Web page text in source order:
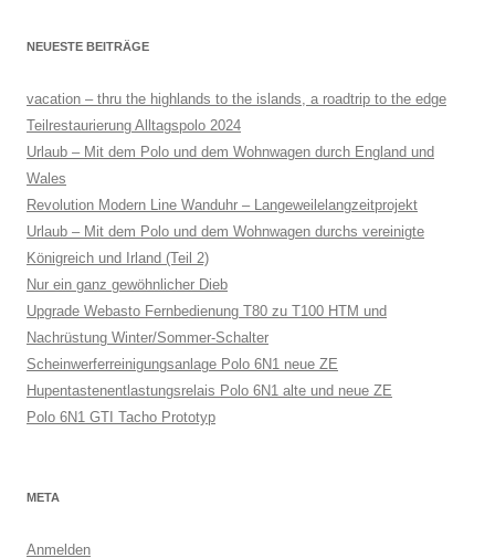
NEUESTE BEITRÄGE
vacation – thru the highlands to the islands, a roadtrip to the edge
Teilrestaurierung Alltagspolo 2024
Urlaub – Mit dem Polo und dem Wohnwagen durch England und
Wales
Revolution Modern Line Wanduhr – Langeweilelangzeitprojekt
Urlaub – Mit dem Polo und dem Wohnwagen durchs vereinigte
Königreich und Irland (Teil 2)
Nur ein ganz gewöhnlicher Dieb
Upgrade Webasto Fernbedienung T80 zu T100 HTM und
Nachrüstung Winter/Sommer-Schalter
Scheinwerferreinigungsanlage Polo 6N1 neue ZE
Hupentastenentlastungsrelais Polo 6N1 alte und neue ZE
Polo 6N1 GTI Tacho Prototyp
META
Anmelden